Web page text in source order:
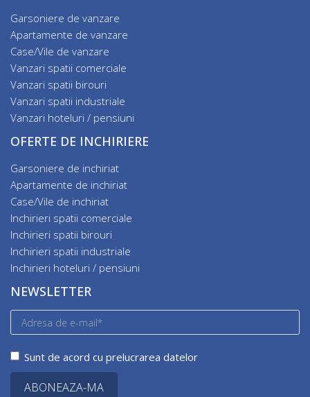
Garsoniere de vanzare
Apartamente de vanzare
Case/Vile de vanzare
Vanzari spatii comerciale
Vanzari spatii birouri
Vanzari spatii industriale
Vanzari hoteluri / pensiuni
OFERTE DE INCHIRIERE
Garsoniere de inchiriat
Apartamente de inchiriat
Case/Vile de inchiriat
Inchirieri spatii comerciale
Inchirieri spatii birouri
Inchirieri spatii industriale
Inchirieri hoteluri / pensiuni
NEWSLETTER
Sunt de acord cu prelucrarea datelor